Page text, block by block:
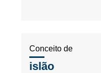
Conceito de
islão